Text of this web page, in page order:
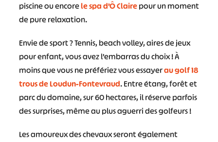
piscine ou encorele spa d’Ô Clairepour un moment
de pure relaxation.
Envie de sport ? Tennis, beach volley, aires de jeux
pour enfant, vous avez l’embarras du choix ! À
moins que vous ne préfériez vous essayerau golf 18
trous de Loudun-Fontevraud. Entre étang, forêt et
parc du domaine, sur 60 hectares, il réserve parfois
des surprises, même au plus aguerri des golfeurs !
Les amoureux des chevaux seront également